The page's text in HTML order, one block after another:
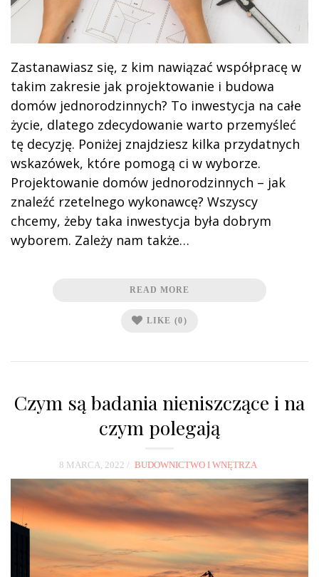
Zastanawiasz się, z kim nawiązać współpracę w
takim zakresie jak projektowanie i budowa
domów jednorodzinnych? To inwestycja na całe
życie, dlatego zdecydowanie warto przemyśleć
tę decyzję. Poniżej znajdziesz kilka przydatnych
wskazówek, które pomogą ci w wyborze.
Projektowanie domów jednorodzinnych – jak
znaleźć rzetelnego wykonawcę? Wszyscy
chcemy, żeby taka inwestycja była dobrym
wyborem. Zależy nam także…
READ MORE
LIKE (0)
Czym są badania nieniszczące i na
czym polegają
8 MARCA, 2022 BUDOWNICTWO I WNĘTRZA